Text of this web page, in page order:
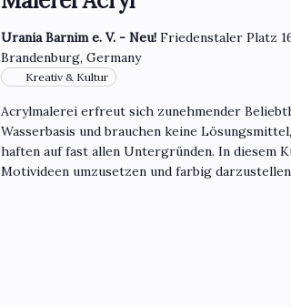
Urania Barnim e. V. - Neu!Friedenstaler Platz
Brandenburg, Germany
Kreativ & Kultur
Acrylmalerei erfreut sich zunehmender
Wasserbasis und brauchen keine
haften auf fast allen Untergründen. In diesem
Motivideen umzusetzen und farbig